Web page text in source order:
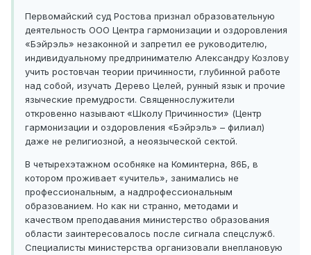
Первомайский суд Ростова признал образовательную
деятельность ООО Центра гармонизации и оздоровления
«Бэйрэль» незаконной и запретил ее руководителю,
индивидуальному предпринимателю Александру Козлову
учить ростовчан теории причинности, глубинной работе
над собой, изучать Дерево Целей, рунный язык и прочие
языческие премудрости. Священнослужители
откровенно называют «Школу Причинности» (Центр
гармонизации и оздоровления «Бэйрэль» – филиал)
даже не религиозной, а неоязыческой сектой.
В четырехэтажном особняке на Коминтерна, 86Б, в
котором проживает «учитель», занимались не
профессиональным, а надпрофессиональным
образованием. Но как ни странно, методами и
качеством преподавания министерство образования
области заинтересовалось после сигнала спецслужб.
Специалисты министерства организовали внеплановую